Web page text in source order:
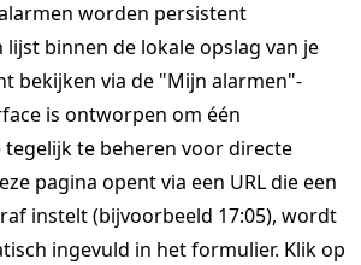
worden persistent
lijst binnen de lokale opslag van je
bekijken via de "Mijn alarmen"-
is ontworpen om één
te beheren voor directe
pagina opent via een URL die een
instelt (bijvoorbeeld 17:05), wordt
ingevuld in het formulier. Klik op